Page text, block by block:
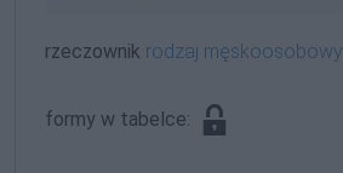
rzeczownik rodzaj męskoosobowy
formy w tabelce: